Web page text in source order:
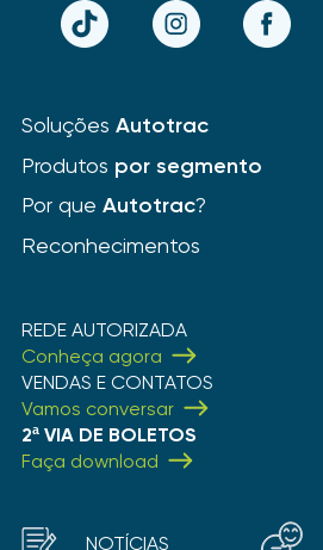
TikTok Instagram Facebook
Soluções Autotrac
Produtos por segmento
Por que Autotrac?
Reconhecimentos
REDE AUTORIZADA
Conheça agora
VENDAS E CONTATOS
Vamos conversar
2ª VIA DE BOLETOS
Faça download
NOTÍCIAS